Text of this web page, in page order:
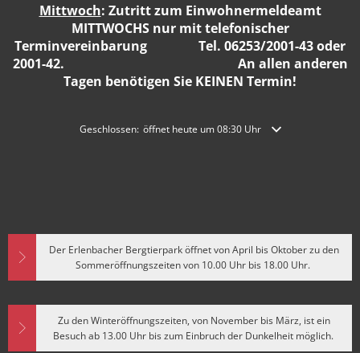
Mittwoch: Zutritt zum Einwohnermeldeamt
MITTWOCHS nur mit telefonischer
Terminvereinbarung Tel. 06253/2001-43 oder
2001-42. An allen anderen
Tagen benötigen Sie KEINEN Termin!
Klicken, um weitere Öffnungs- oder Schließzeiten
Geschlossen: öffnet heute um 08:30 Uhr
Der Erlenbacher Bergtierpark öffnet von April bis Oktober zu den
Sommeröffnungszeiten von 10.00 Uhr bis 18.00 Uhr.
Zu den Winteröffnungszeiten, von November bis März, ist ein
Besuch ab 13.00 Uhr bis zum Einbruch der Dunkelheit möglich.